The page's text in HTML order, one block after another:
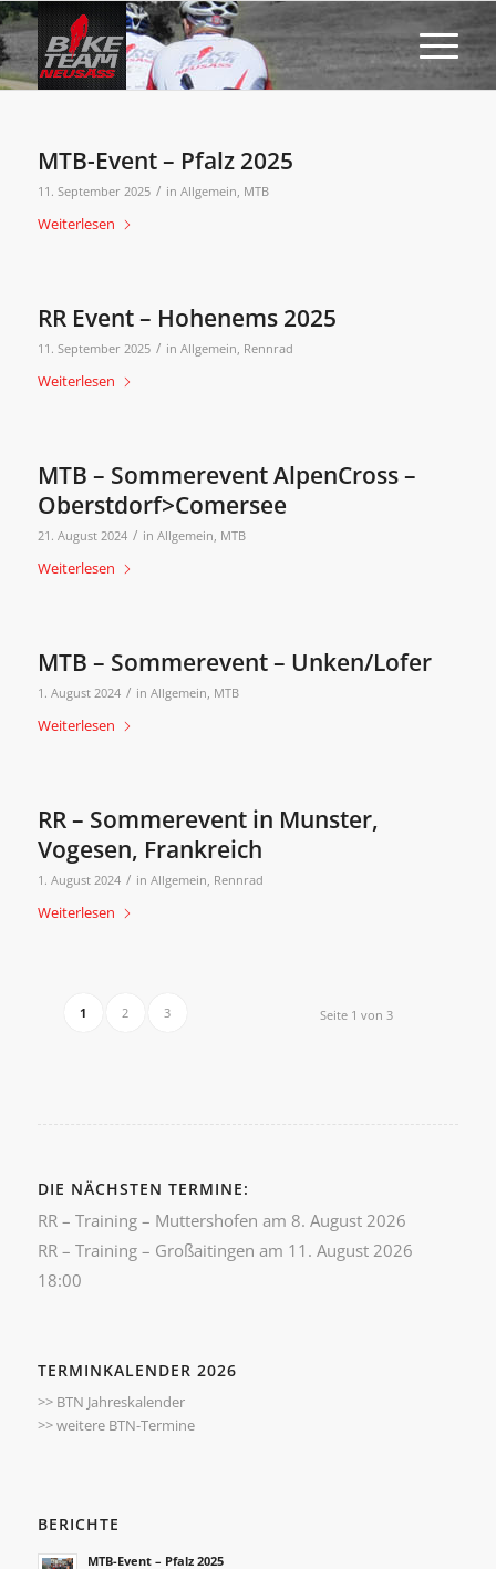
MTB-Event – Pfalz 2025
11. September 2025 / in Allgemein, MTB
Weiterlesen
RR Event – Hohenems 2025
11. September 2025 / in Allgemein, Rennrad
Weiterlesen
MTB – Sommerevent AlpenCross –
Oberstdorf>Comersee
21. August 2024 / in Allgemein, MTB
Weiterlesen
MTB – Sommerevent – Unken/Lofer
1. August 2024 / in Allgemein, MTB
Weiterlesen
RR – Sommerevent in Munster,
Vogesen, Frankreich
1. August 2024 / in Allgemein, Rennrad
Weiterlesen
Seite 1 von 3
1 2 3
DIE NÄCHSTEN TERMINE:
RR – Training – Muttershofen am 8. August 2026
RR – Training – Großaitingen am 11. August 2026
18:00
TERMINKALENDER 2026
>> BTN Jahreskalender
>> weitere BTN-Termine
BERICHTE
MTB-Event – Pfalz 2025